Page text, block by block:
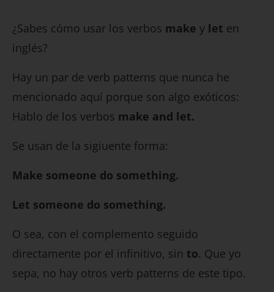
¿Sabes cómo usar los verbos make y let en
inglés?
Hay un par de verb patterns que nunca he
mencionado aquí porque son algo exóticos:
Hablo de los verbos make and let.
Se usan de la sigiuente forma:
Make someone do something.
Let someone do something.
O sea, con el complemento seguido
directamente por el infinitivo, sin to. Que yo
sepa, no hay otros verb patterns de este tipo.